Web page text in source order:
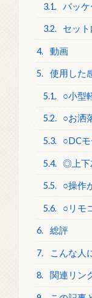
3.1. パッ
3.2. セット
4. 動画
5. 使用した
5.1. ○小型
5.2. ○お洒
5.3. ○DC
5.4. ◎上下
5.5. ○操作
5.6. ○リモ
6. 総評
7. こんな人
8. 関連リン